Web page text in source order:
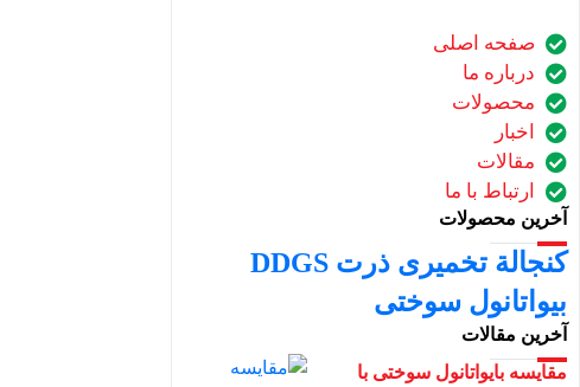
صفحه اصلی
درباره ما
محصولات
اخبار
مقالات
ارتباط با ما
آخرین محصولات
کنجالة تخمیری ذرت DDGS
بیواتانول سوختی
آخرین مقالات
مقایسه بایواتانول سوختی با